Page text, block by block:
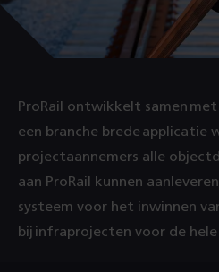
ProRail ontwikkelt samen
een branche brede applicatie
projectaannemers alle
aan ProRail kunnen
systeem voor het inwinnen
bij infraprojecten voor de hele